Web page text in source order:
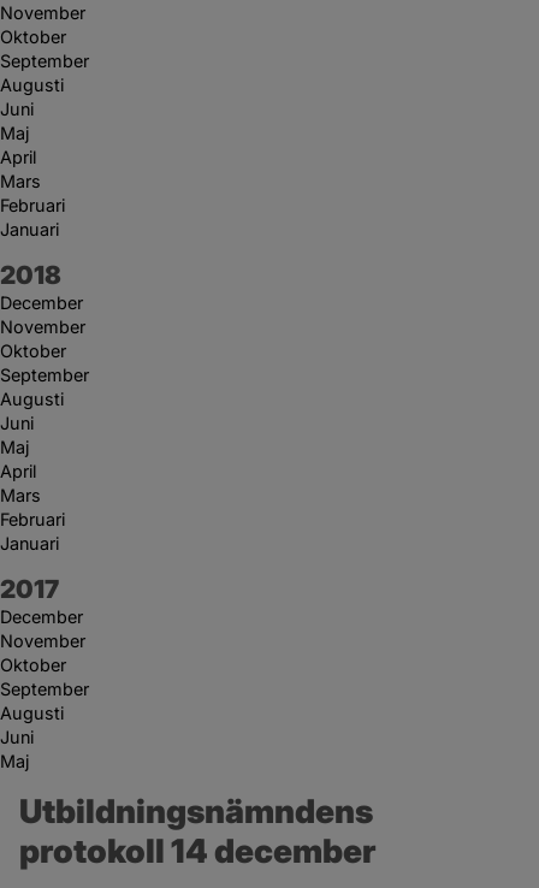
November
Oktober
September
Augusti
Juni
Maj
April
Mars
Februari
Januari
År:
2018
December
November
Oktober
September
Augusti
Juni
Maj
April
Mars
Februari
Januari
År:
2017
December
November
Oktober
September
Augusti
Juni
Maj
Utbildningsnämndens
protokoll 14 december